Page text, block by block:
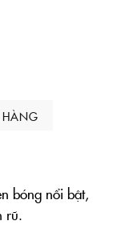
bóng nổi bật,
rũ.